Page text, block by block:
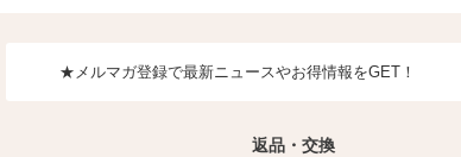
★メルマガ登録で最新ニュースやお得情報をGET！
返品・交換